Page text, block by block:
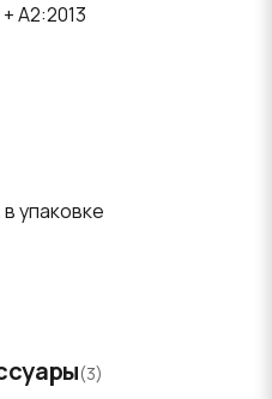
A2:2013
упаковке
(3)